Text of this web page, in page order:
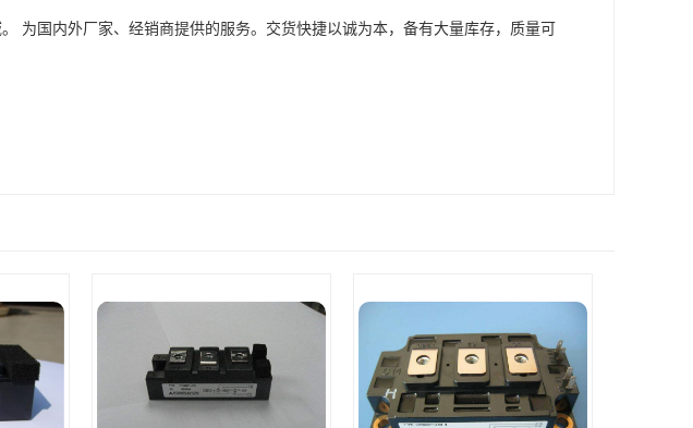
为国内外厂家、经销商提供的服务。交货快捷以诚为本，备有大量库存，质量可